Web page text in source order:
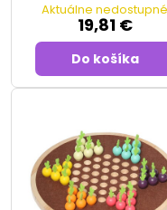
Aktuálne nedostupné
19,81 €
Do košíka